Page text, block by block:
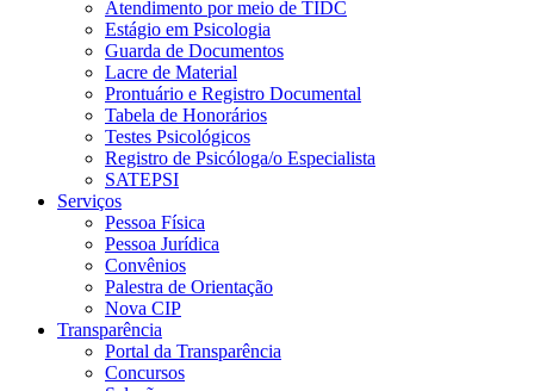
Atendimento por meio de TIDC
Estágio em Psicologia
Guarda de Documentos
Lacre de Material
Prontuário e Registro Documental
Tabela de Honorários
Testes Psicológicos
Registro de Psicóloga/o Especialista
SATEPSI
Serviços
Pessoa Física
Pessoa Jurídica
Convênios
Palestra de Orientação
Nova CIP
Transparência
Portal da Transparência
Concursos